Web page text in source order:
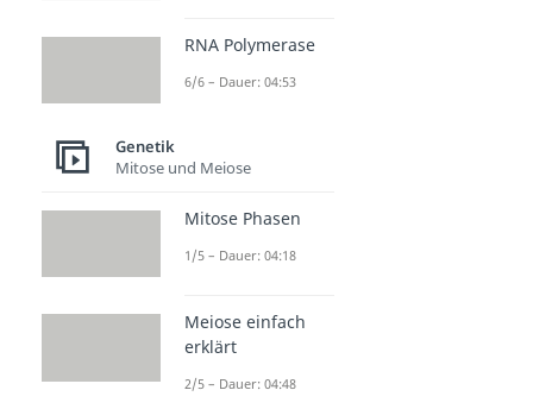
RNA Polymerase
6/6 – Dauer: 04:53
Genetik
Mitose und Meiose
Mitose Phasen
1/5 – Dauer: 04:18
Meiose einfach
erklärt
2/5 – Dauer: 04:48